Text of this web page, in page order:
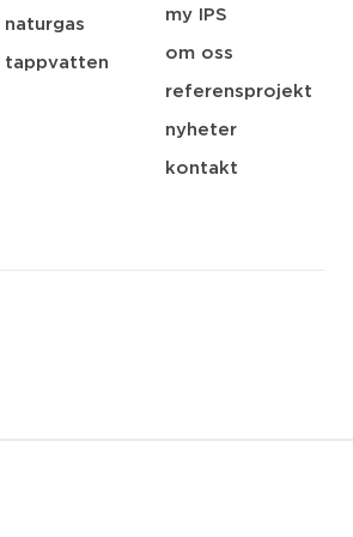
naturgas
tappvatten
my IPS
om oss
referensprojekt
nyheter
kontakt